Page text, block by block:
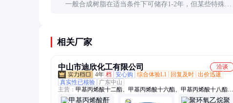
一般合成树脂在适当条件下可储存1-2年，但某些特殊树
相关厂家
中山市迪欣化工有限公司
洽谈
4年 档 安心购 综合体验L1 回复及时 出价迅速
真实性已核验
广东中山
主营： 甲基丙烯酸十二酯、甲基丙烯酸十六酯、甲基丙烯酸十八酯、
丙烯酸十二酯、丙烯酸十六酯、丙烯酸十八酯、V50引发剂、偶氮二